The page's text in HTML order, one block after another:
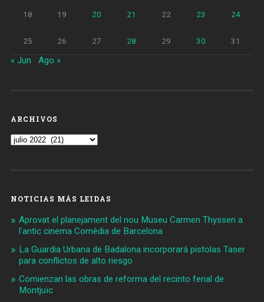
18 19 20 21 22 23 24
25 26 27 28 29 30 31
« Jun Ago »
ARCHIVOS
Archivos
NOTICIAS MÁS LEIDAS
Aprovat el planejament del nou Museu Carmen Thyssen a
l'antic cinema Comèdia de Barcelona
La Guardia Urbana de Badalona incorporará pistolas Taser
para conflictos de alto riesgo
Comienzan las obras de reforma del recinto ferial de
Montjuïc